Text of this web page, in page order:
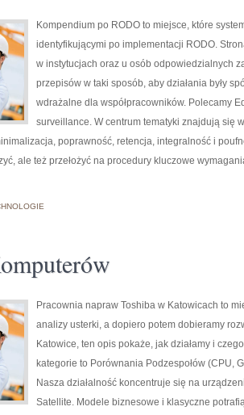
Kompendium po RODO to miejsce, które
identyfikującymi po implementacji RODO.
w instytucjach oraz u osób odpowiedzialnych
przepisów w taki sposób, aby działania były
wdrażalne dla współpracowników. Polecamy
surveillance. W centrum tematyki znajdują się
poprawność, retencja, integralność i
ale też przełożyć na procedury kluczowe
Pracownia napraw Toshiba w Katowicach to
analizy usterki, a dopiero potem dobieramy
Katowice, ten opis pokaże, jak działamy i
kategorie to Porównania Podzespołów (CPU,
Nasza działalność koncentruje się na
Satellite. Modele biznesowe i klasyczne